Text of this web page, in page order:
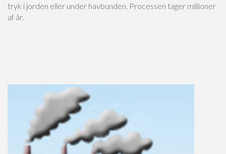
tryk i jorden eller under havbunden. Processen tager millioner
af år.